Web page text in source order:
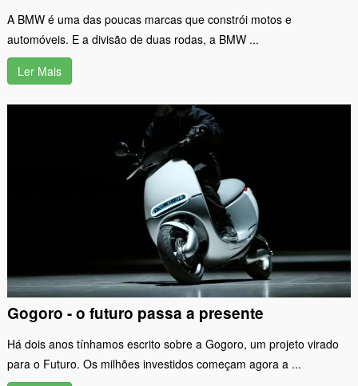
A BMW é uma das poucas marcas que constrói motos e
automóveis. E a divisão de duas rodas, a BMW ...
Ler Mais
Gogoro - o futuro passa a presente
Há dois anos tínhamos escrito sobre a Gogoro, um projeto virado
para o Futuro. Os milhões investidos começam agora a ...